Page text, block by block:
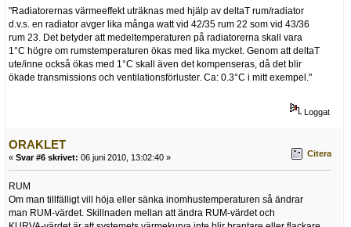
"Radiatorernas värmeeffekt uträknas med hjälp av deltaT rum/radiator
d.v.s. en radiator avger lika många watt vid 42/35 rum 22 som vid 43/36
rum 23. Det betyder att medeltemperaturen på radiatorerna skall vara
1°C högre om rumstemperaturen ökas med lika mycket. Genom att deltaT
ute/inne också ökas med 1°C skall även det kompenseras, då det blir
ökade transmissions och ventilationsförluster. Ca: 0.3°C i mitt exempel."
Loggat
ORAKLET
« Svar #6 skrivet: 06 juni 2010, 13:02:40 » Citera
RUM
Om man tillfälligt vill höja eller sänka inomhustemperaturen så ändrar
man RUM-värdet. Skillnaden mellan att ändra RUM-värdet och